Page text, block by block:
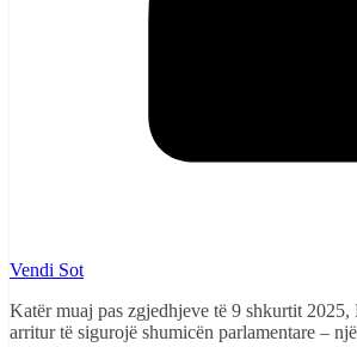
Vendi Sot
Katër muaj pas zgjedhjeve të 9 shkurtit
arritur të sigurojë shumicën parlamentare –